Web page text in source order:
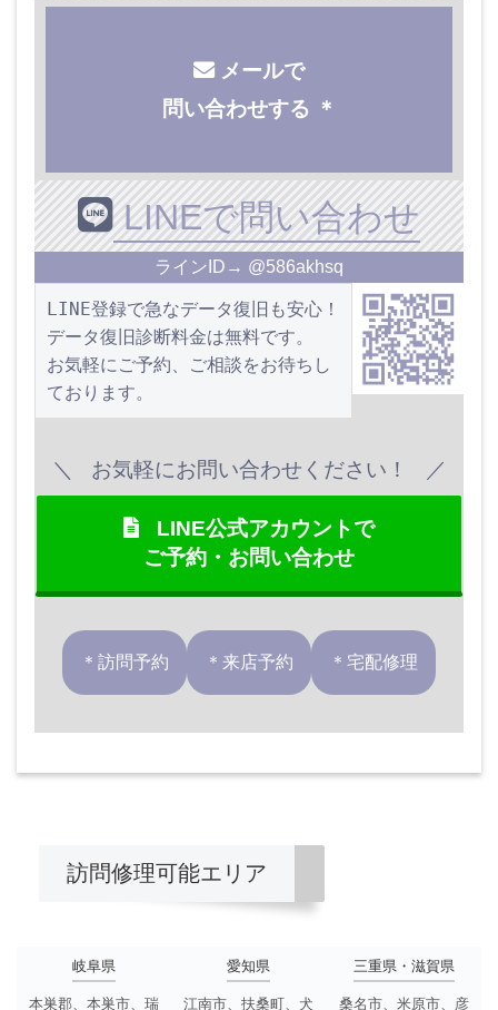
メールで
問い合わせする ＊
LINEで問い合わせ
ラインID→ @586akhsq
LINE登録で急なデータ復旧も安心！
データ復旧診断料金は無料です。
お気軽にご予約、ご相談をお待ちし
ております。
お気軽にお問い合わせください！
LINE公式アカウントで
ご予約・お問い合わせ
＊訪問予約 ＊来店予約 ＊宅配修理
訪問修理可能エリア
岐阜県
本巣郡、本巣市、瑞
愛知県
江南市、扶桑町、犬
三重県・滋賀県
桑名市、米原市、彦